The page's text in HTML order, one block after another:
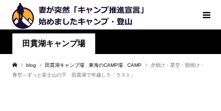
田貫湖キャンプ場
blog 田貫湖キャンプ場 東海のCAMP場 CAMP
夕焼け・星空・朝焼け・
青空～ずっと富士山の下 田貫湖で年越し５「ラスト」